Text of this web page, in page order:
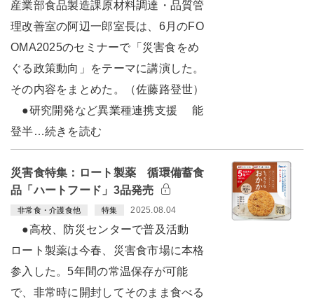
産業部食品製造課原材料調達・品質管
理改善室の阿辺一郎室長は、6月のFO
OMA2025のセミナーで「災害食をめ
ぐる政策動向」をテーマに講演した。
その内容をまとめた。（佐藤路登世）
●研究開発など異業種連携支援 能
登半…続きを読む
災害食特集：ロート製薬 循環備蓄食
品「ハートフード」3品発売
非常食・介護食他 特集 2025.08.04
●高校、防災センターで普及活動
ロート製薬は今春、災害食市場に本格
参入した。5年間の常温保存が可能
で、非常時に開封してそのまま食べる